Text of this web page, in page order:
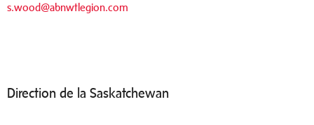
s.wood@abnwtlegion.com
Direction de la Saskatchewan